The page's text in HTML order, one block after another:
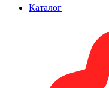
Каталог